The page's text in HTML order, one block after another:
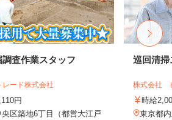
査作業スタッフ
レード株式会社
円
区築地6丁目（都営大江戸
巡回清掃
株式会社
時給
東京都